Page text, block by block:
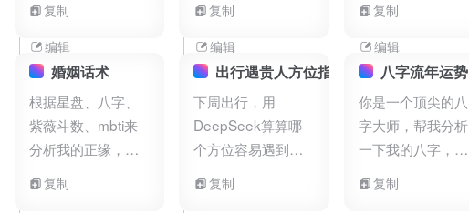
感。背景色要求大
气简约，柔和的花
纹。所有代码需内
联到HTML代码中。
能1024 * 1024，但
是尽量往大里走，
具体可以这样算
python w, h =
(int(e) for e in
aspect_ratio.split(
复制
编辑
复制
编辑
复制
编辑
婚姻话术
根据星盘、八字、
紫薇斗数、mbti来
分析我的正缘，长
财力、年龄差。与
复制
出行遇贵人方位指南
下周出行，用
DeepSeek算算哪
个方位容易遇到贵
复制
八字流年运势
你是一个顶尖的八
字大师，帮我分析
一下我的八字，我
出生年月日时是xx
复制